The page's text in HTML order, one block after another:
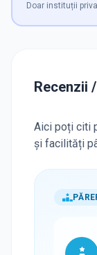
Doar instituții
Recenzii
Aici poți citi
și facilități